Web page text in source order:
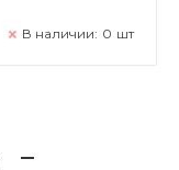
В наличии: 0 шт